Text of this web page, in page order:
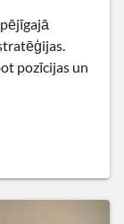
pozīcijas un